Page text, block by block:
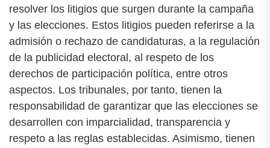
resolver los litigios que surgen durante la campaña
y las elecciones. Estos litigios pueden referirse a la
admisión o rechazo de candidaturas, a la regulación
de la publicidad electoral, al respeto de los
derechos de participación política, entre otros
aspectos. Los tribunales, por tanto, tienen la
responsabilidad de garantizar que las elecciones se
desarrollen con imparcialidad, transparencia y
respeto a las reglas establecidas. Asimismo, tienen